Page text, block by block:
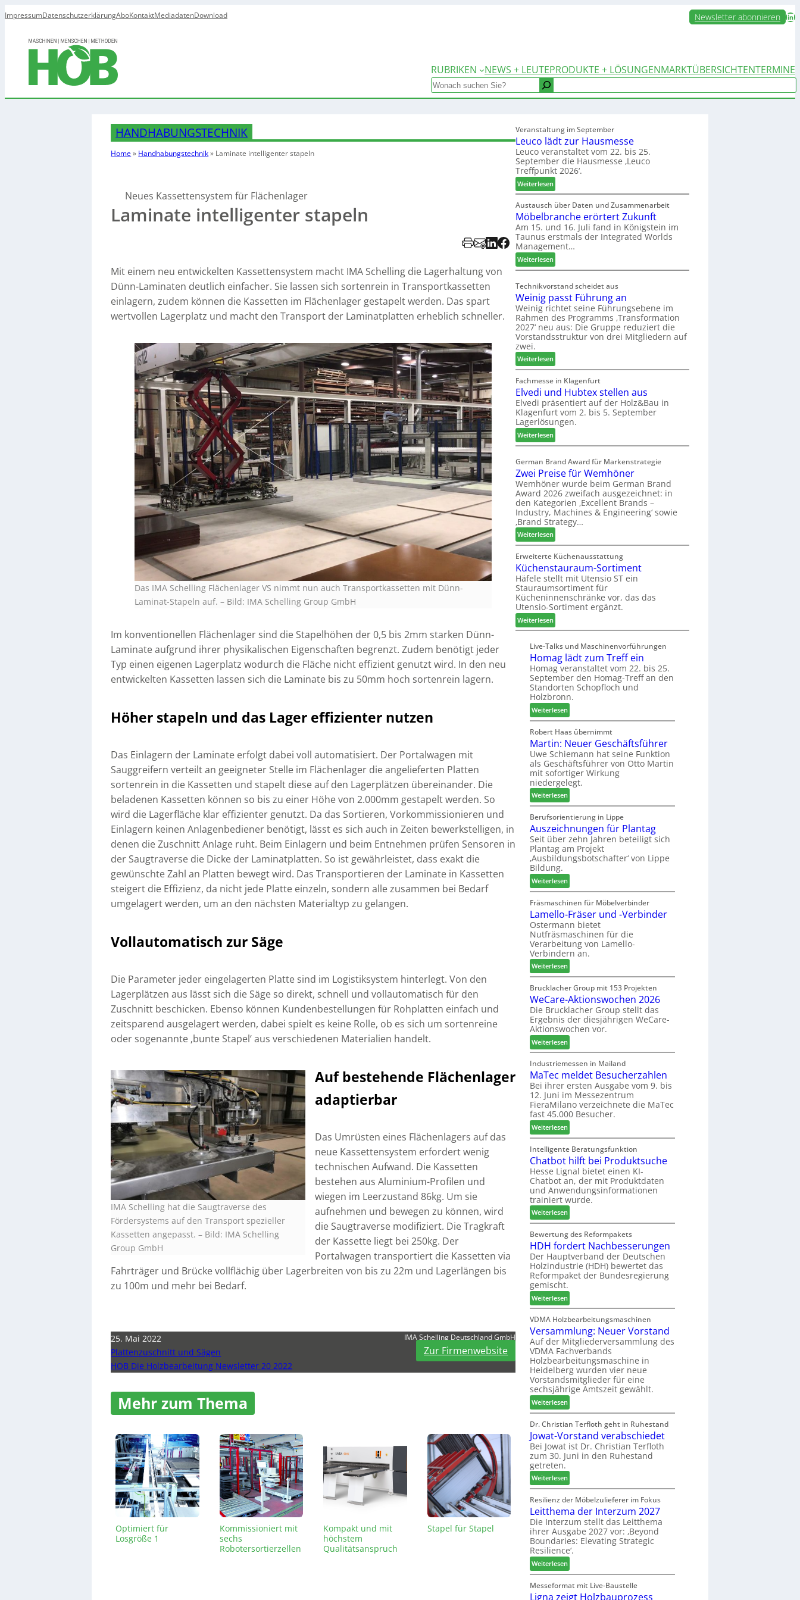
ImpressumDatenschutzerklärungAboKontaktMediadatenDownload Newsletter abonnieren LinkedIn
RUBRIKEN NEWS + LEUTEPRODUKTE + LÖSUNGENMARKTÜBERSICHTENTERMINE
Search
HANDHABUNGSTECHNIK
Home» Handhabungstechnik» Laminate intelligenter stapeln
Neues Kassettensystem für Flächenlager
Laminate intelligenter stapeln
Mit einem neu entwickelten Kassettensystem macht IMA Schelling die Lagerhaltung von
Dünn-Laminaten deutlich einfacher. Sie lassen sich sortenrein in Transportkassetten
einlagern, zudem können die Kassetten im Flächenlager gestapelt werden. Das spart
wertvollen Lagerplatz und macht den Transport der Laminatplatten erheblich schneller.
Das IMA Schelling Flächenlager VS nimmt nun auch Transportkassetten mit Dünn-
Laminat-Stapeln auf.– Bild: IMA Schelling Group GmbH
Im konventionellen Flächenlager sind die Stapelhöhen der 0,5 bis 2mm starken Dünn-
Laminate aufgrund ihrer physikalischen Eigenschaften begrenzt. Zudem benötigt jeder
Typ einen eigenen Lagerplatz wodurch die Fläche nicht effizient genutzt wird. In den neu
entwickelten Kassetten lassen sich die Laminate bis zu 50mm hoch sortenrein lagern.
Höher stapeln und das Lager effizienter nutzen
Das Einlagern der Laminate erfolgt dabei voll automatisiert. Der Portalwagen mit
Sauggreifern verteilt an geeigneter Stelle im Flächenlager die angelieferten Platten
sortenrein in die Kassetten und stapelt diese auf den Lagerplätzen übereinander. Die
beladenen Kassetten können so bis zu einer Höhe von 2.000mm gestapelt werden. So
wird die Lagerfläche klar effizienter genutzt. Da das Sortieren, Vorkommissionieren und
Einlagern keinen Anlagenbediener benötigt, lässt es sich auch in Zeiten bewerkstelligen, in
denen die Zuschnitt Anlage ruht. Beim Einlagern und beim Entnehmen prüfen Sensoren in
der Saugtraverse die Dicke der Laminatplatten. So ist gewährleistet, dass exakt die
gewünschte Zahl an Platten bewegt wird. Das Transportieren der Laminate in Kassetten
steigert die Effizienz, da nicht jede Platte einzeln, sondern alle zusammen bei Bedarf
umgelagert werden, um an den nächsten Materialtyp zu gelangen.
Vollautomatisch zur Säge
Die Parameter jeder eingelagerten Platte sind im Logistiksystem hinterlegt. Von den
Lagerplätzen aus lässt sich die Säge so direkt, schnell und vollautomatisch für den
Zuschnitt beschicken. Ebenso können Kundenbestellungen für Rohplatten einfach und
zeitsparend ausgelagert werden, dabei spielt es keine Rolle, ob es sich um sortenreine
oder sogenannte ‚bunte Stapel‘ aus verschiedenen Materialien handelt.
IMA Schelling hat die Saugtraverse des
Fördersystems auf den Transport spezieller
Kassetten angepasst.– Bild: IMA Schelling
Group GmbH
Auf bestehende Flächenlager
adaptierbar
Das Umrüsten eines Flächenlagers auf das
neue Kassettensystem erfordert wenig
technischen Aufwand. Die Kassetten
bestehen aus Aluminium-Profilen und
wiegen im Leerzustand 86kg. Um sie
aufnehmen und bewegen zu können, wird
die Saugtraverse modifiziert. Die Tragkraft
der Kassette liegt bei 250kg. Der
Portalwagen transportiert die Kassetten via
Fahrträger und Brücke vollflächig über Lagerbreiten von bis zu 22m und Lagerlängen bis
zu 100m und mehr bei Bedarf.
25. Mai 2022
Plattenzuschnitt und Sägen
HOB Die Holzbearbeitung Newsletter 20 2022
IMA Schelling Deutschland GmbH
Zur Firmenwebsite
Mehr zum Thema
Optimiert für
Losgröße 1
Kommissioniert mit
sechs
Robotersortierzellen
Kompakt und mit
höchstem
Qualitätsanspruch
Stapel für Stapel
Veranstaltung im September
Leuco lädt zur Hausmesse
Leuco veranstaltet vom 22. bis 25.
September die Hausmesse ‚Leuco
Treffpunkt 2026‘.
Weiterlesen:
L
e
u
c
o
l
d
z
u
r
H
a
s
m
s
s
e
Austausch über Daten und Zusammenarbeit
Möbelbranche erörtert Zukunft
Am 15. und 16. Juli fand in Königstein im
Taunus erstmals der Integrated Worlds
Management…
Weiterlesen:
M
b
e
l
b
r
n
c
h
e
r
ö
r
t
r
t
Z
u
k
u
n
f
t
Technikvorstand scheidet aus
Weinig passt Führung an
Weinig richtet seine Führungsebene im
Rahmen des Programms ‚Transformation
2027‘ neu aus: Die Gruppe reduziert die
Vorstandsstruktur von drei Mitgliedern auf
zwei.
Weiterlesen:
W
e
i
n
i
g
a
s
t
F
ü
h
r
u
n
a
n
Fachmesse in Klagenfurt
Elvedi und Hubtex stellen aus
Elvedi präsentiert auf der Holz&Bau in
Klagenfurt vom 2. bis 5. September
Lagerlösungen.
Weiterlesen:
E
v
e
d
i
u
n
d
H
u
t
e
x
s
t
e
l
e
n
a
u
s
German Brand Award für Markenstrategie
Zwei Preise für Wemhöner
Wemhöner wurde beim German Brand
Award 2026 zweifach ausgezeichnet: in
den Kategorien ‚Excellent Brands –
Industry, Machines & Engineering‘ sowie
‚Brand Strategy…
Weiterlesen:
Z
w
e
i
P
r
e
i
s
f
ü
r
W
e
m
h
n
e
r
Erweiterte Küchenausstattung
Küchenstauraum-Sortiment
Häfele stellt mit Utensio ST ein
Stauraumsortiment für
Kücheninnenschränke vor, das das
Utensio-Sortiment ergänzt.
Weiterlesen:
K
c
h
e
n
s
t
a
r
a
u
m
-
S
o
t
i
m
e
n
t
Live-Talks und Maschinenvorführungen
Homag lädt zum Treff ein
Homag veranstaltet vom 22. bis 25.
September den Homag-Treff an den
Standorten Schopfloch und
Holzbronn.
Weiterlesen:
H
o
m
a
g
l
ä
d
t
z
u
m
T
r
f
f
e
i
n
Robert Haas übernimmt
Martin: Neuer Geschäftsführer
Uwe Schiemann hat seine Funktion
als Geschäftsführer von Otto Martin
mit sofortiger Wirkung
niedergelegt.
Weiterlesen:
M
a
r
t
i
n
N
e
u
e
r
G
e
s
c
h
ä
f
t
s
f
ü
h
r
e
r
Berufsorientierung in Lippe
Auszeichnungen für Plantag
Seit über zehn Jahren beteiligt sich
Plantag am Projekt
‚Ausbildungsbotschafter‘ von Lippe
Bildung.
Weiterlesen:
A
u
s
z
e
i
c
h
n
u
n
g
e
n
ü
r
P
l
a
n
t
a
g
Fräsmaschinen für Möbelverbinder
Lamello-Fräser und -Verbinder
Ostermann bietet
Nutfräsmaschinen für die
Verarbeitung von Lamello-
Verbindern an.
Weiterlesen:
L
a
m
e
l
l
-
F
r
ä
s
e
r
u
n
d
-
V
e
r
b
i
n
d
e
r
Brucklacher Group mit 153 Projekten
WeCare-Aktionswochen 2026
Die Brucklacher Group stellt das
Ergebnis der diesjährigen WeCare-
Aktionswochen vor.
Weiterlesen:
W
e
C
a
r
e
-
A
k
t
i
o
n
s
w
o
c
h
e
n
2
0
2
6
Industriemessen in Mailand
MaTec meldet Besucherzahlen
Bei ihrer ersten Ausgabe vom 9. bis
12. Juni im Messezentrum
FieraMilano verzeichnete die MaTec
fast 45.000 Besucher.
Weiterlesen:
M
a
T
e
c
m
e
l
d
e
t
B
e
s
u
c
h
e
r
z
a
h
l
e
n
Intelligente Beratungsfunktion
Chatbot hilft bei Produktsuche
Hesse Lignal bietet einen KI-
Chatbot an, der mit Produktdaten
und Anwendungsinformationen
trainiert wurde.
Weiterlesen:
C
h
a
t
b
o
t
h
i
l
f
t
b
e
i
P
r
o
d
u
k
t
s
u
c
h
e
Bewertung des Reformpakets
HDH fordert Nachbesserungen
Der Hauptverband der Deutschen
Holzindustrie (HDH) bewertet das
Reformpaket der Bundesregierung
gemischt.
Weiterlesen:
H
D
H
f
o
r
d
e
r
t
N
a
c
h
b
s
s
e
r
u
n
g
e
n
VDMA Holzbearbeitungsmaschinen
Versammlung: Neuer Vorstand
Auf der Mitgliederversammlung des
VDMA Fachverbands
Holzbearbeitungsmaschine in
Heidelberg wurden vier neue
Vorstandsmitglieder für eine
sechsjährige Amtszeit gewählt.
Weiterlesen:
V
e
r
s
a
m
l
u
n
g
:
N
e
u
e
r
V
Dr. Christian Terfloth geht in Ruhestand
Jowat-Vorstand verabschiedet
Bei Jowat ist Dr. Christian Terfloth
zum 30. Juni in den Ruhestand
getreten.
Weiterlesen:
J
o
w
a
t
-
V
o
r
s
t
Resilienz der Möbelzulieferer im Fokus
Leitthema der Interzum 2027
Die Interzum stellt das Leitthema
ihrer Ausgabe 2027 vor: ‚Beyond
Boundaries: Elevating Strategic
Resilience‘.
Weiterlesen:
L
e
i
Messeformat mit Live-Baustelle
Ligna zeigt Holzbauprozess